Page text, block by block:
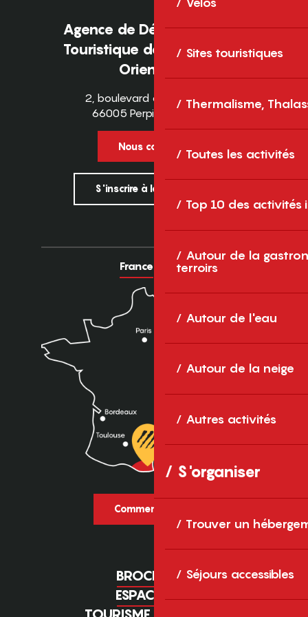
Sites touristiques
Thermalisme,
Toutes les activités
Top 10 des activités
Autour de la
terroirs
Autour de l'eau
Autour de la neige
Autres activités
S'organiser
Trouver un
Séjours accessibles
Agence de Développement
Touristique des Pyrénées-
Orientales
2, boulevard des Pyrénées
66005 Perpignan Cedex
Nous contacter
S'inscrire à la newsletter
France Europe
Comment venir ?
BROCHURES
ESPACE PRO